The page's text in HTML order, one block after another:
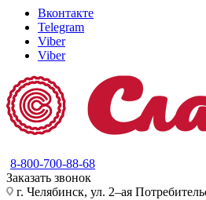
Вконтакте
Telegram
Viber
Viber
8-800-700-88-68
Заказать звонок
г. Челябинск, ул. 2–ая